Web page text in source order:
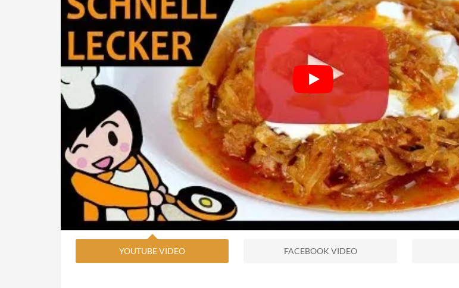
YOUTUBE VIDEO FACEBOOK VIDEO